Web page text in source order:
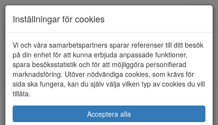
HEM SKECHERS
Kunde inte hitta några artiklar...
LEVERANS INOM 4 DAGAR INOM SVERIGE
Inställningar för cookies
Vi och våra samarbetspartners sparar referenser till ditt besök
på din enhet för att kunna erbjuda anpassade funktioner,
spara besöksstatistik och för att möjliggöra personifierad
marknadsföring. Utöver nödvändiga cookies, som krävs för
sida ska fungera, kan du själv välja vilken typ av cookies du vill
tillåta.
Acceptera alla